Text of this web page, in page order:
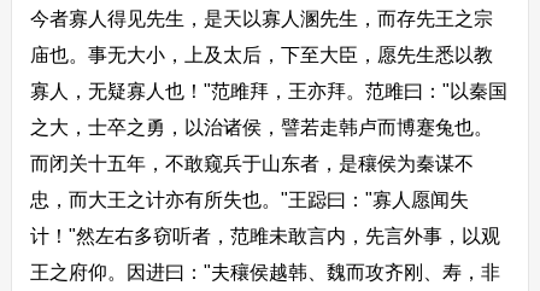
今者寡人得见先生，是天以寡人溷先生，而存先王之宗
庙也。事无大小，上及太后，下至大臣，愿先生悉以教
寡人，无疑寡人也！"范雎拜，王亦拜。范雎曰："以秦国
之大，士卒之勇，以治诸侯，譬若走韩卢而博蹇兔也。
而闭关十五年，不敢窥兵于山东者，是穰侯为秦谋不
忠，而大王之计亦有所失也。"王跽曰："寡人愿闻失
计！"然左右多窃听者，范雎未敢言内，先言外事，以观
王之府仰。因进曰："夫穰侯越韩、魏而攻齐刚、寿，非